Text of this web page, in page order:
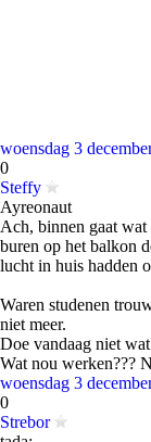
woensdag 3
0
Steffy
Ayreonaut
Ach, binnen gaat wat
buren op het balkon
lucht in huis hadden
Waren studenen
niet meer.
Doe vandaag niet
Wat nou werken???
woensdag 3
0
Strebor